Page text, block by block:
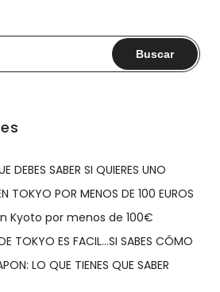
JAPONES
A
DEBES SABER SI QUIERES UNO
TOKYO POR MENOS DE 100 EUROS
Kyoto por menos de 100€
TOKYO ES FACIL…SI SABES CÓMO
LO QUE TIENES QUE SABER